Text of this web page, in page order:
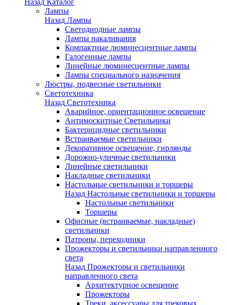
Назад Каталог
Лампы
Назад Лампы
Светодиодные лампы
Лампы накаливания
Компактные люминесцентные лампы
Галогенные лампы
Линейные люминесцентные лампы
Лампы специального назначения
Люстры, подвесные светильники
Светотехника
Назад Светотехника
Аварийное, ориентационное освещение
Антимоскитные Светильники
Бактерицидные светильники
Встраиваемые светильники
Декоративное освещение, гирлянды
Дорожно-уличные светильники
Линейные светильники
Накладные светильники
Настольные светильники и торшеры
Назад Настольные светильники и торшеры
Настольные светильники
Торшеры
Офисные (встраиваемые, накладные)
светильники
Патроны, переходники
Прожекторы и светильники направленного
света
Назад Прожекторы и светильники
направленного света
Архитектурное освещение
Прожекторы
Треки, аксессуары для трековых